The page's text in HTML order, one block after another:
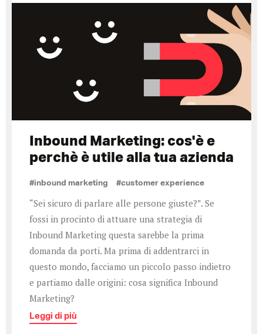
Inbound Marketing: cos'è e
perchè è utile alla tua azienda
#inbound marketing #customer experience
“Sei sicuro di parlare alle persone giuste?”. Se
fossi in procinto di attuare una strategia di
Inbound Marketing questa sarebbe la prima
domanda da porti. Ma prima di addentrarci in
questo mondo, facciamo un piccolo passo indietro
e partiamo dalle origini: cosa significa Inbound
Marketing?
Leggi di più